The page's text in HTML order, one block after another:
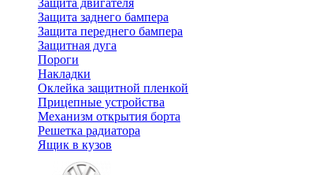
Защита заднего бампера
Защита переднего бампера
Защитная дуга
Пороги
Накладки
Оклейка защитной пленкой
Прицепные устройства
Механизм открытия борта
Решетка радиатора
Ящик в кузов